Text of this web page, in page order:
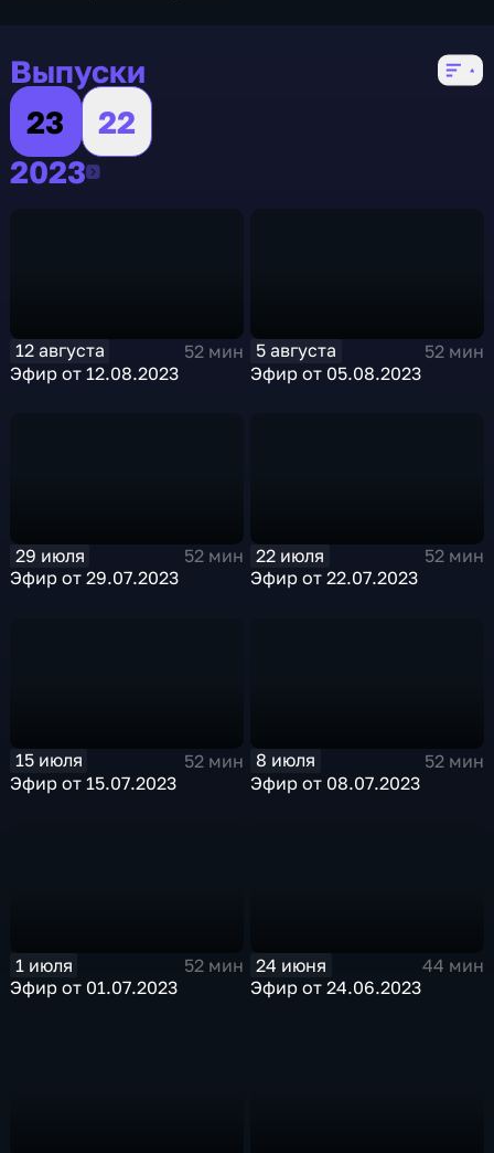
Выпуски
23
22
20232023
12 августа
52 мин
Эфир от 12.08.2023
5 августа
52 мин
Эфир от 05.08.2023
29 июля
52 мин
Эфир от 29.07.2023
22 июля
52 мин
Эфир от 22.07.2023
15 июля
52 мин
Эфир от 15.07.2023
8 июля
52 мин
Эфир от 08.07.2023
1 июля
52 мин
Эфир от 01.07.2023
24 июня
44 мин
Эфир от 24.06.2023